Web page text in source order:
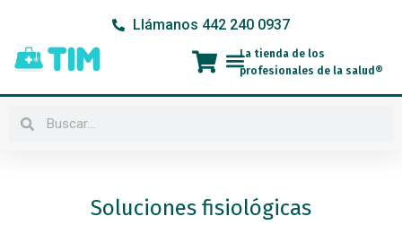
contenido
Llámanos 442 240 0937
Menú
La tienda de los
profesionales de la salud®
Buscar
Soluciones fisiológicas